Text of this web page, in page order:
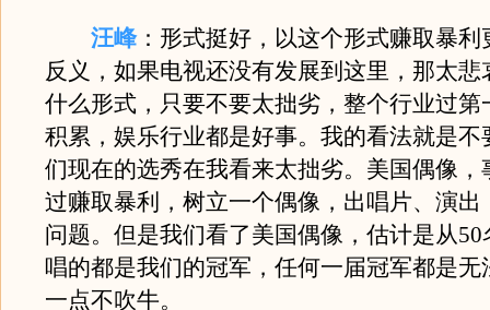
汪峰：形式挺好，以这个形式赚取暴利
反义，如果电视还没有发展到这里，那太悲
什么形式，只要不要太拙劣，整个行业过第
积累，娱乐行业都是好事。我的看法就是不
们现在的选秀在我看来太拙劣。美国偶像，
过赚取暴利，树立一个偶像，出唱片、演出
问题。但是我们看了美国偶像，估计是从
唱的都是我们的冠军，任何一届冠军都是无
一点不吹牛。